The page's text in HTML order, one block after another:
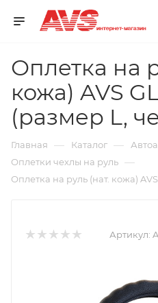
Оплетка на
кожа) AVS
(размер L,
Главная — Каталог —
Оплетки чехлы на руль —
Оплетка на руль (нат. кожа)
Артикул: